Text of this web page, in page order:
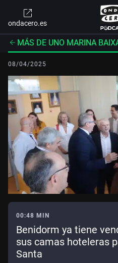
ondacero.es
MÁS DE UNO MARINA
08/04/2025
00:48 MIN
Benidorm ya tiene
sus camas hoteleras
Santa